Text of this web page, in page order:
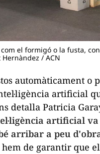
el formigó o la fusta,
/ ACN
automàticament o
artificial
detalla Patricia
artificial
arribar a peu
de garantir que